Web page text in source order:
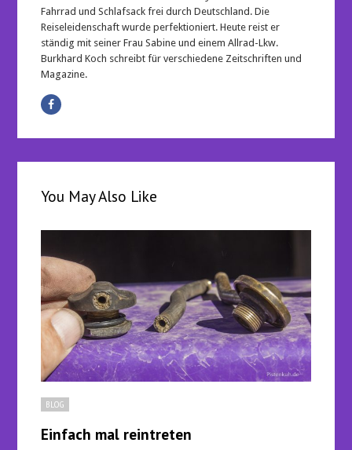
Fahrrad und Schlafsack frei durch Deutschland. Die
Reiseleidenschaft wurde perfektioniert. Heute reist er
ständig mit seiner Frau Sabine und einem Allrad-Lkw.
Burkhard Koch schreibt für verschiedene Zeitschriften und
Magazine.
You May Also Like
BLOG
Einfach mal reintreten